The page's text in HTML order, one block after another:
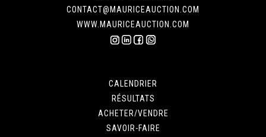
CONTACT@MAURICEAUCTION.COM
WWW.MAURICEAUCTION.COM
CALENDRIER
RÉSULTATS
ACHETER/VENDRE
SAVOIR-FAIRE